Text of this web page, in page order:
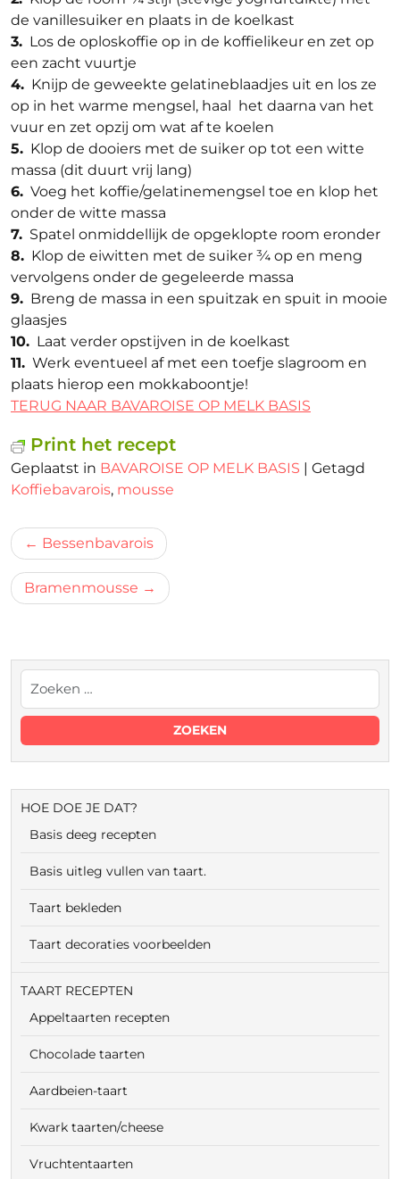
de vanillesuiker en plaats in de koelkast
3. Los de oploskoffie op in de koffielikeur en zet op
een zacht vuurtje
4. Knijp de geweekte gelatineblaadjes uit en los ze
op in het warme mengsel, haal het daarna van het
vuur en zet opzij om wat af te koelen
5. Klop de dooiers met de suiker op tot een witte
massa (dit duurt vrij lang)
6. Voeg het koffie/gelatinemengsel toe en klop het
onder de witte massa
7. Spatel onmiddellijk de opgeklopte room eronder
8. Klop de eiwitten met de suiker ¾ op en meng
vervolgens onder de gegeleerde massa
9. Breng de massa in een spuitzak en spuit in mooie
glaasjes
10. Laat verder opstijven in de koelkast
11. Werk eventueel af met een toefje slagroom en
plaats hierop een mokkaboontje!
TERUG NAAR BAVAROISE OP MELK BASIS
Print het recept
Geplaatst in BAVAROISE OP MELK BASIS | Getagd
Koffiebavarois, mousse
Bericht
navigatie
Bessenbavarois
Bramenmousse
HOE DOE JE DAT?
Basis deeg recepten
Basis uitleg vullen van taart.
Taart bekleden
Taart decoraties voorbeelden
TAART RECEPTEN
Appeltaarten recepten
Chocolade taarten
Aardbeien-taart
Kwark taarten/cheese
Vruchtentaarten